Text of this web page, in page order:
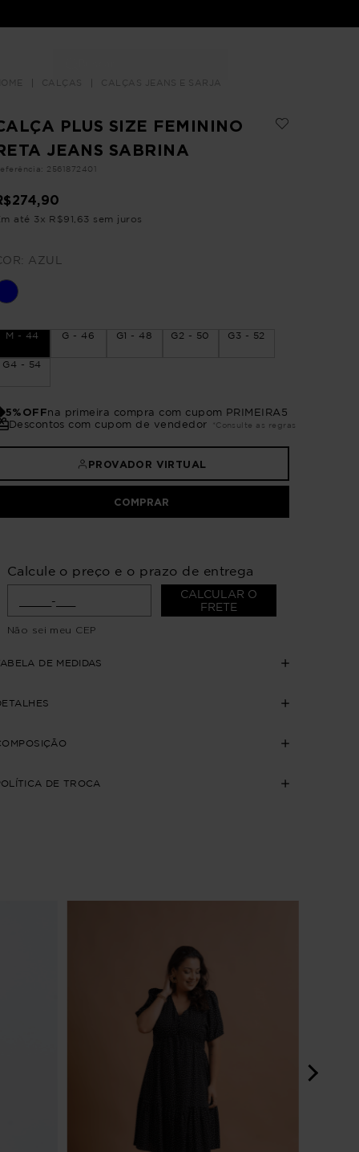
CALÇAS CALÇAS JEANS E SARJA
PLUS SIZE FEMININO
JEANS SABRINA
: 2561872401
274,90
até 3x R$91 63 sem juros
AZUL
M - 44 G - 46 G1 - 48 G2 - 50 G3 - 52
G4 - 54
5%OFFna primeira compra com cupom PRIMEIRA5
Descontos com cupom de vendedor
*Consulte as regras
PROVADOR VIRTUAL
COMPRAR
Calcule o preço e o prazo de entrega
CALCULAR O
FRETE
Não sei meu CEP
DE MEDIDAS
DE TROCA